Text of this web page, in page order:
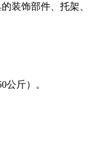
装饰部件、托架、
公斤）。